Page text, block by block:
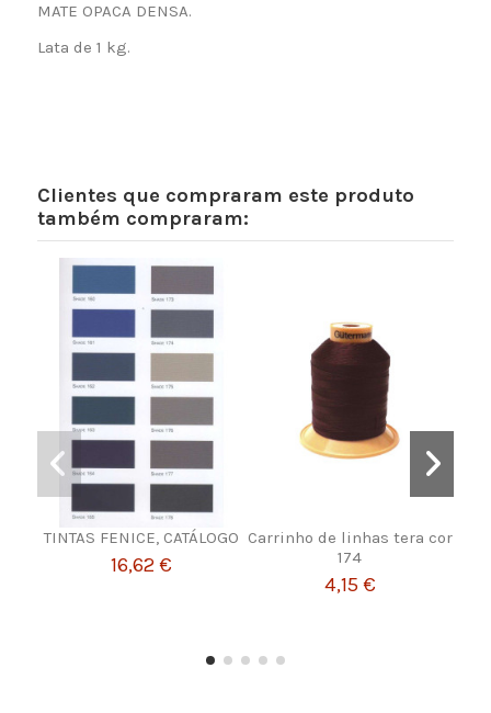
MATE OPACA DENSA.
Lata de 1 kg.
Clientes que compraram este produto
também compraram:
TINTAS FENICE, CATÁLOGO
16,62 €
Carrinho de linhas tera cor
174
4,15 €